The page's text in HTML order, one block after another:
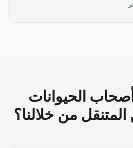
الحيوانات
المتنقل من خلالنا؟